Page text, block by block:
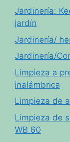
Jardinería:
jardín
Jardinería/
Jardinería/
Limpieza a
inalámbrica
Limpieza de
Limpieza de
WB 60